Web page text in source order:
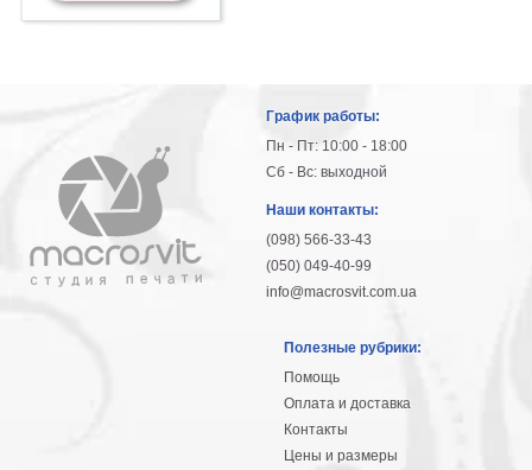
График работы:
Пн - Пт: 10:00 - 18:00
Сб - Вс: выходной
Наши контакты:
(098) 566-33-43
(050) 049-40-99
info@macrosvit.com.ua
Полезные рубрики:
Помощь
Оплата и доставка
Контакты
Цены и размеры